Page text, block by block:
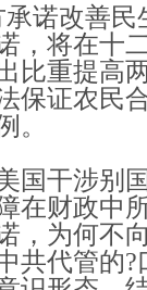
诺改善民
，将在十
比重提高
保证农民
。
国干涉别
在财政中
，为何不
共代管的